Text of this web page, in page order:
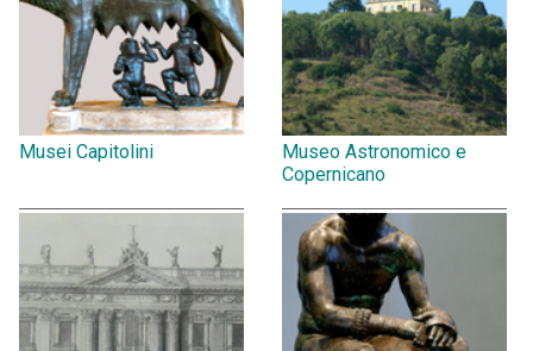
Musei Capitolini
Museo Astronomico e
Copernicano